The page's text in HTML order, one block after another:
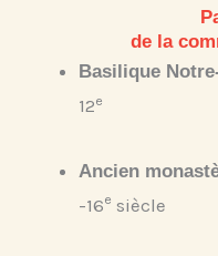
de la
Basilique
12e
Ancien
-16e siècle